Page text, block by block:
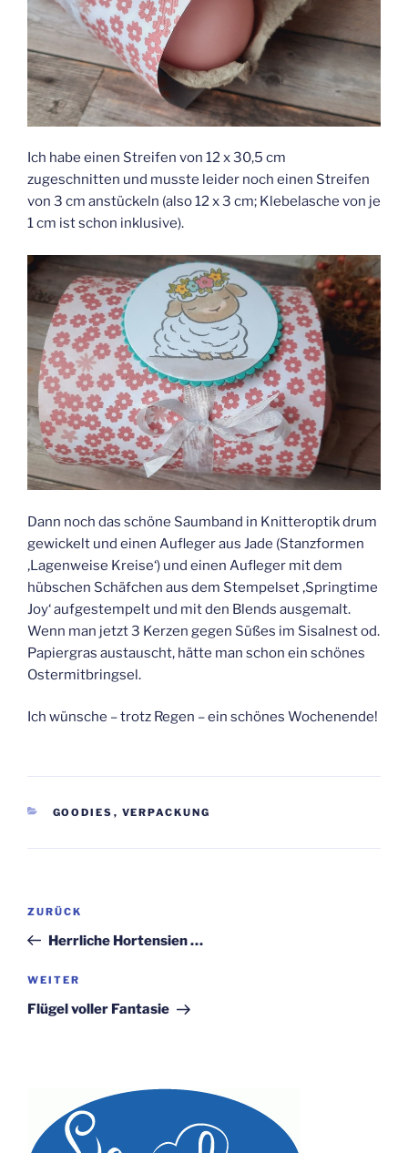
Ich habe einen Streifen von 12 x 30,5 cm
zugeschnitten und musste leider noch einen Streifen
von 3 cm anstückeln (also 12 x 3 cm; Klebelasche von je
1 cm ist schon inklusive).
Dann noch das schöne Saumband in Knitteroptik drum
gewickelt und einen Aufleger aus Jade (Stanzformen
‚Lagenweise Kreise‘) und einen Aufleger mit dem
hübschen Schäfchen aus dem Stempelset ‚Springtime
Joy‘ aufgestempelt und mit den Blends ausgemalt.
Wenn man jetzt 3 Kerzen gegen Süßes im Sisalnest od.
Papiergras austauscht, hätte man schon ein schönes
Ostermitbringsel.
Ich wünsche – trotz Regen – ein schönes Wochenende!
KATEGORIEN
GOODIES , VERPACKUNG
Beitragsnavigation
Vorheriger
Beitrag
ZURÜCK
Herrliche Hortensien …
Nächster
Beitrag
WEITER
Flügel voller Fantasie